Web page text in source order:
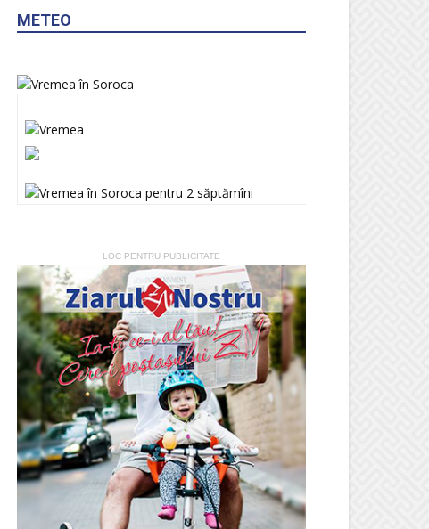
METEO
LOC PENTRU PUBLICITATE